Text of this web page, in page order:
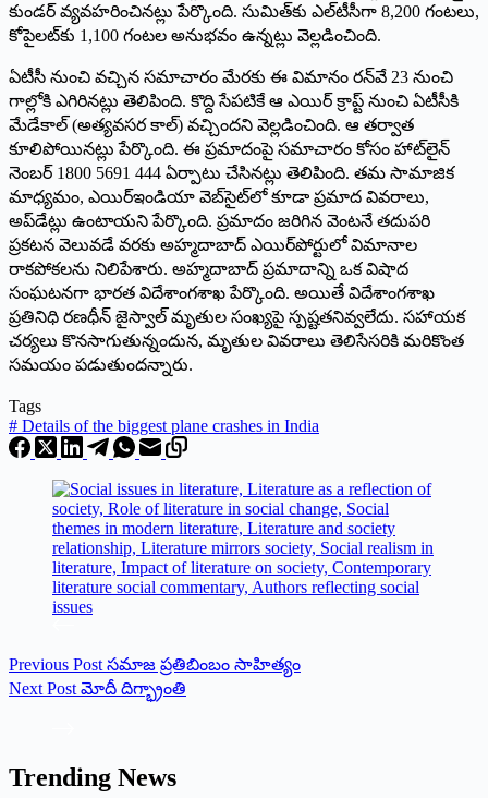
‌కుండర్‌ ‌వ్యవహరించినట్లు పేర్కొంది. సుమిత్‌కు ఎల్‌టీసీగా 8,200 గంటలు,
కోపైలట్‌కు 1,100 గంటల అనుభవం ఉన్నట్లు వెల్లడించింది.
ఏటీసీ నుంచి వచ్చిన సమాచారం మేరకు ఈ విమానం రన్‌వే 23 నుంచి
గాల్లోకి ఎగిరినట్లు తెలిపింది. కొద్ది సేపటికే ఆ ఎయిర్‌ ‌క్రాప్ట్ ‌నుంచి ఏటీసీకి
మేడేకాల్‌ (అత్యవసర కాల్‌) ‌వచ్చిందని వెల్లడించింది. ఆ తర్వాత
కూలిపోయినట్లు పేర్కొంది. ఈ ప్రమాదంపై సమాచారం కోసం హాట్‌లైన్‌
‌నెంబర్‌ 1800 5691 444 ఏర్పాటు చేసినట్లు తెలిపింది. తమ సామాజిక
మాధ్యమం, ఎయిర్‌ఇం‌డియా వెబ్‌సైట్‌లో కూడా ప్రమాద వివరాలు,
అప్‌డేట్లు ఉంటాయని పేర్కొంది. ప్రమాదం జరిగిన వెంటనే తదుపరి
ప్రకటన వెలువడే వరకు అహ్మదాబాద్‌ ఎయిర్‌పోర్టులో విమానాల
రాక‌పోక‌ల‌ను నిలిపేశారు. అహ్మ‌దాబాద్ ప్ర‌మాదాన్ని ఒక విషాద
సంఘ‌ట‌న‌గా భార‌త విదేశాంగ‌శాఖ పేర్కొంది. అయితే విదేశాంగ‌శాఖ
ప్ర‌తినిధి ర‌ణ‌ధీన్ జైస్వాల్ మృతుల సంఖ్య‌పై స్ప‌ష్ట‌త‌నివ్వ‌లేదు. స‌హాయ‌క
చ‌ర్య‌లు కొన‌సాగుతున్నందున‌, మృతుల వివ‌రాలు తెలిసేస‌రికి మ‌రికొంత
స‌మ‌యం ప‌డుతుంద‌న్నారు.
Tags
# Details of the biggest plane crashes in India
Previous Post స‌మాజ‌ ప్రతిబింబం సాహిత్యం
Next Post మోదీ దిగ్భ్రాంతి
Trending News